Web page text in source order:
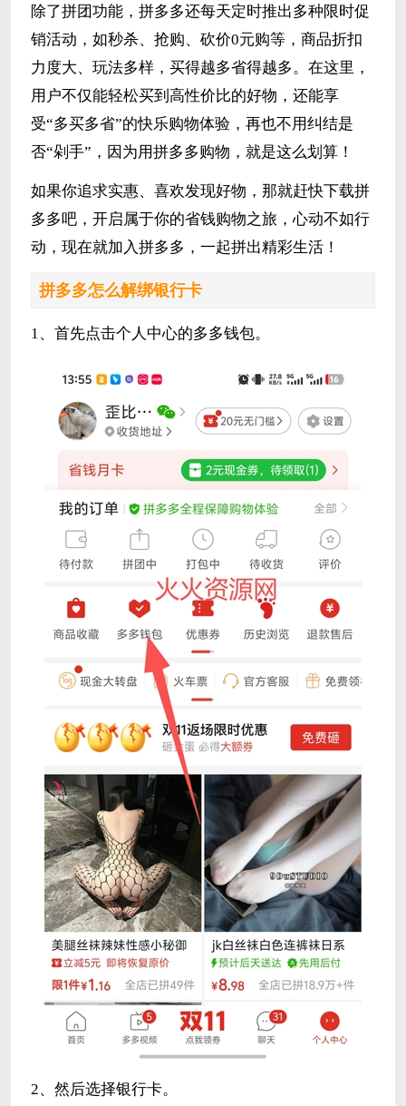
除了拼团功能，拼多多还每天定时推出多种限时促
销活动，如秒杀、抢购、砍价0元购等，商品折扣
力度大、玩法多样，买得越多省得越多。在这里，
用户不仅能轻松买到高性价比的好物，还能享
受“多买多省”的快乐购物体验，再也不用纠结是
否“剁手”，因为用拼多多购物，就是这么划算！
如果你追求实惠、喜欢发现好物，那就赶快下载拼
多多吧，开启属于你的省钱购物之旅，心动不如行
动，现在就加入拼多多，一起拼出精彩生活！
拼多多怎么解绑银行卡
1、首先点击个人中心的多多钱包。
2、然后选择银行卡。